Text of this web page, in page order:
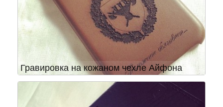
Гравировка на кожаном чехле Айфона